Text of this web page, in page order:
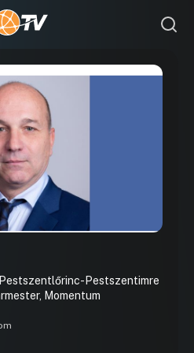
Pestszentimre
Momentum